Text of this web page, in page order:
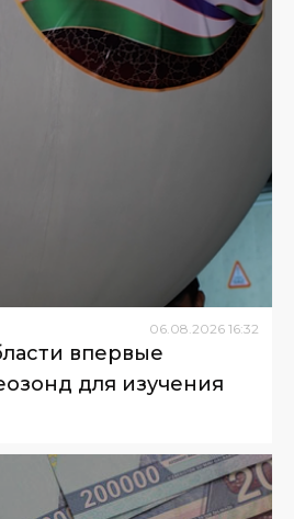
06 08 2026 16:32
впервые
для изучения